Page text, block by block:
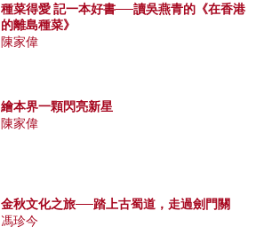
種菜得愛 記一本好書──讀吳燕青的《在香港
的離島種菜》
陳家偉
繪本界一顆閃亮新星
陳家偉
金秋文化之旅──踏上古蜀道，走過劍門關
馮珍今